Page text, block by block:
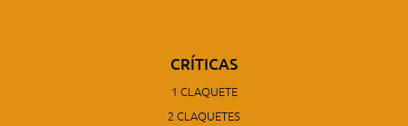
CRÍTICAS
1 CLAQUETE
2 CLAQUETES